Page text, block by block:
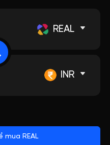
REAL
INR
mua REAL